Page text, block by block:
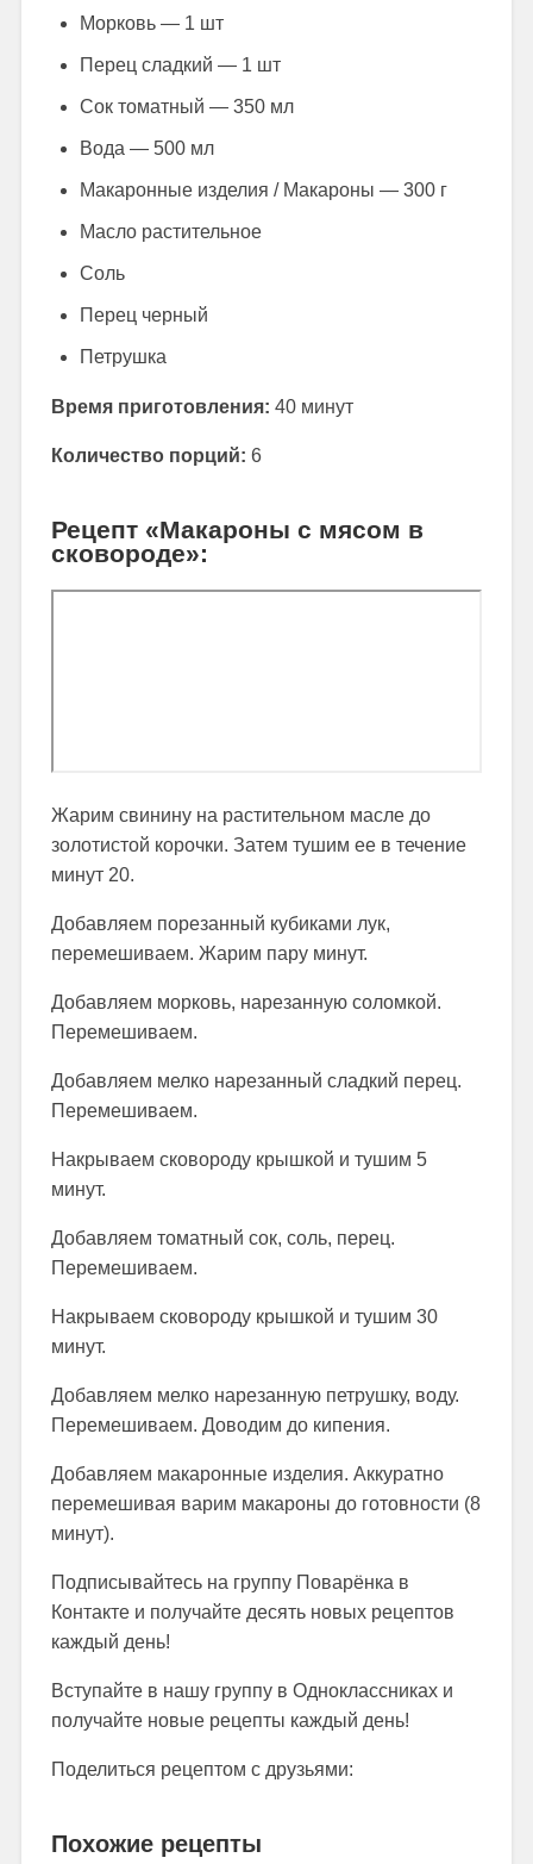
Морковь — 1 шт
Перец сладкий — 1 шт
Сок томатный — 350 мл
Вода — 500 мл
Макаронные изделия / Макароны — 300 г
Масло растительное
Соль
Перец черный
Петрушка
Время приготовления: 40 минут
Количество порций: 6
Рецепт «Макароны с мясом в
сковороде»:
Жарим свинину на растительном масле до
золотистой корочки. Затем тушим ее в течение
минут 20.
Добавляем порезанный кубиками лук,
перемешиваем. Жарим пару минут.
Добавляем морковь, нарезанную соломкой.
Перемешиваем.
Добавляем мелко нарезанный сладкий перец.
Перемешиваем.
Накрываем сковороду крышкой и тушим 5
минут.
Добавляем томатный сок, соль, перец.
Перемешиваем.
Накрываем сковороду крышкой и тушим 30
минут.
Добавляем мелко нарезанную петрушку, воду.
Перемешиваем. Доводим до кипения.
Добавляем макаронные изделия. Аккуратно
перемешивая варим макароны до готовности (8
минут).
Подписывайтесь на группу Поварёнка в
Контакте и получайте десять новых рецептов
каждый день!
Вступайте в нашу группу в Одноклассниках и
получайте новые рецепты каждый день!
Поделиться рецептом с друзьями:
Похожие рецепты